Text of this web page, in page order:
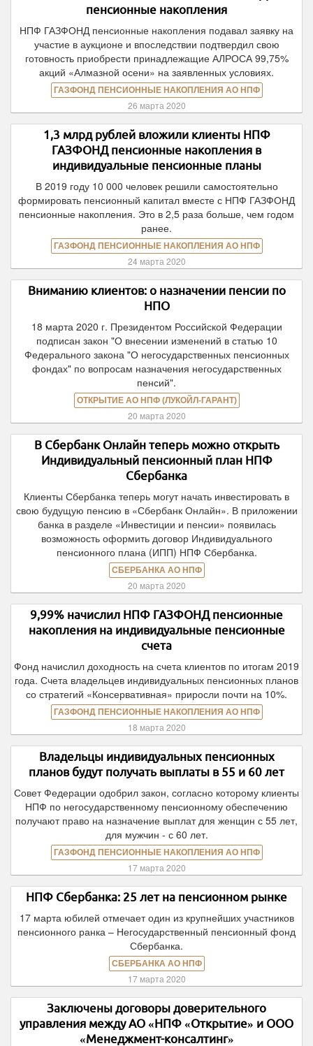
пенсионные накопления
НПФ ГАЗФОНД пенсионные накопления подавал заявку на
участие в аукционе и впоследствии подтвердил свою
готовность приобрести принадлежащие АЛРОСА 99,75%
акций «Алмазной осени» на заявленных условиях.
ГАЗФОНД ПЕНСИОННЫЕ НАКОПЛЕНИЯ АО НПФ
26 марта 2020
1,3 млрд рублей вложили клиенты НПФ
ГАЗФОНД пенсионные накопления в
индивидуальные пенсионные планы
В 2019 году 10 000 человек решили самостоятельно
формировать пенсионный капитал вместе с НПФ ГАЗФОНД
пенсионные накопления. Это в 2,5 раза больше, чем годом
ранее.
ГАЗФОНД ПЕНСИОННЫЕ НАКОПЛЕНИЯ АО НПФ
24 марта 2020
Вниманию клиентов: о назначении пенсии по
НПО
18 марта 2020 г. Президентом Российской Федерации
подписан закон "О внесении изменений в статью 10
Федерального закона "О негосударственных пенсионных
фондах" по вопросам назначения негосударственных
пенсий".
ОТКРЫТИЕ АО НПФ (ЛУКОЙЛ-ГАРАНТ)
20 марта 2020
В Сбербанк Онлайн теперь можно открыть
Индивидуальный пенсионный план НПФ
Сбербанка
Клиенты Сбербанка теперь могут начать инвестировать в
свою будущую пенсию в «Сбербанк Онлайн». В приложении
банка в разделе «Инвестиции и пенсии» появилась
возможность оформить договор Индивидуального
пенсионного плана (ИПП) НПФ Сбербанка.
СБЕРБАНКА АО НПФ
20 марта 2020
9,99% начислил НПФ ГАЗФОНД пенсионные
накопления на индивидуальные пенсионные
счета
Фонд начислил доходность на счета клиентов по итогам 2019
года. Счета владельцев индивидуальных пенсионных планов
со стратегий «Консервативная» приросли почти на 10%.
ГАЗФОНД ПЕНСИОННЫЕ НАКОПЛЕНИЯ АО НПФ
18 марта 2020
Владельцы индивидуальных пенсионных
планов будут получать выплаты в 55 и 60 лет
Совет Федерации одобрил закон, согласно которому клиенты
НПФ по негосударственному пенсионному обеспечению
получают право на назначение выплат для женщин с 55 лет,
для мужчин - с 60 лет.
ГАЗФОНД ПЕНСИОННЫЕ НАКОПЛЕНИЯ АО НПФ
17 марта 2020
НПФ Сбербанка: 25 лет на пенсионном рынке
17 марта юбилей отмечает один из крупнейших участников
пенсионного ранка – Негосударственный пенсионный фонд
Сбербанка.
СБЕРБАНКА АО НПФ
17 марта 2020
Заключены договоры доверительного
управления между АО «НПФ «Открытие» и ООО
«Менеджмент-консалтинг»